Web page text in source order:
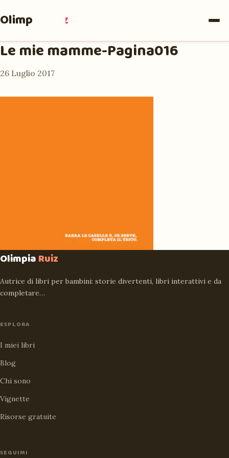
Olimpia Ruiz
Le mie mamme-Pagina016
26 Luglio 2017
OlimpiaRuiz
Autrice di libri per bambini: storie divertenti, libri interattivi e da
completare…
ESPLORA
I miei libri
Blog
Chi sono
Vignette
Risorse gratuite
SEGUIMI